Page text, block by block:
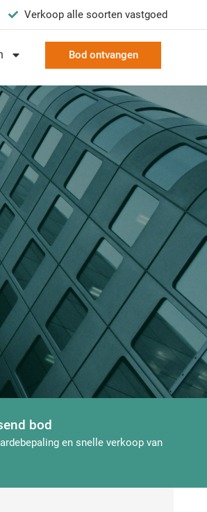
Verkoop alle soorten vastgoed
Bod ontvangen
bod
en snelle verkoop van